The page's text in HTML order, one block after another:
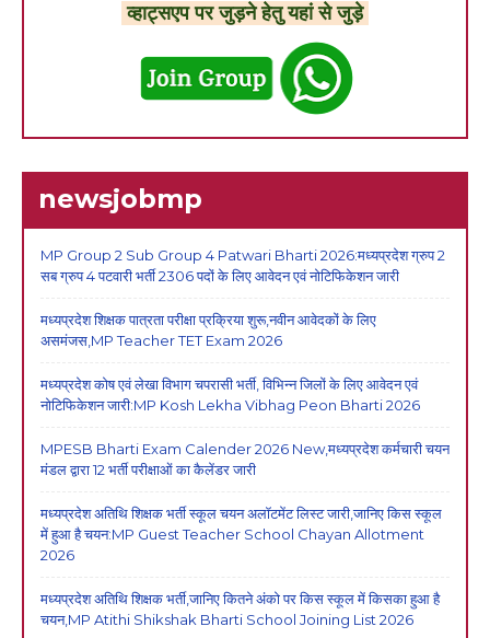
व्हाट्सएप पर जुड़ने हेतु यहां से जुड़े
newsjobmp
MP Group 2 Sub Group 4 Patwari Bharti 2026:मध्यप्रदेश ग्रुप 2
सब ग्रुप 4 पटवारी भर्ती 2306 पदों के लिए आवेदन एवं नोटिफिकेशन जारी
मध्यप्रदेश शिक्षक पात्रता परीक्षा प्रक्रिया शुरू,नवीन आवेदकों के लिए
असमंजस,MP Teacher TET Exam 2026
मध्यप्रदेश कोष एवं लेखा विभाग चपरासी भर्ती, विभिन्न जिलों के लिए आवेदन एवं
नोटिफिकेशन जारी:MP Kosh Lekha Vibhag Peon Bharti 2026
MPESB Bharti Exam Calender 2026 New,मध्यप्रदेश कर्मचारी चयन
मंडल द्वारा 12 भर्ती परीक्षाओं का कैलेंडर जारी
मध्यप्रदेश अतिथि शिक्षक भर्ती स्कूल चयन अलॉटमेंट लिस्ट जारी,जानिए किस स्कूल
में हुआ है चयन:MP Guest Teacher School Chayan Allotment
2026
मध्यप्रदेश अतिथि शिक्षक भर्ती,जानिए कितने अंको पर किस स्कूल में किसका हुआ है
चयन,MP Atithi Shikshak Bharti School Joining List 2026